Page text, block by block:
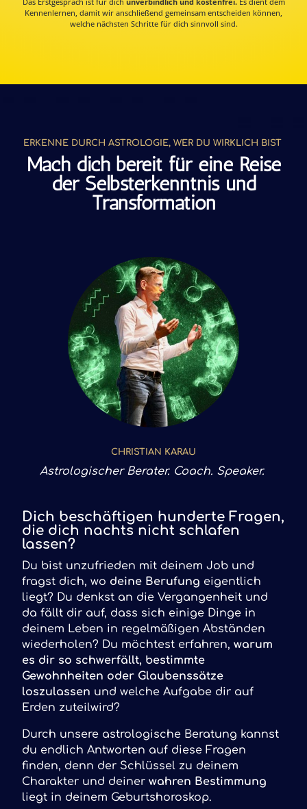
Kennenlernen, damit wir anschließend gemeinsam entscheiden können,
welche nächsten Schritte für dich sinnvoll sind.
ERKENNE DURCH ASTROLOGIE, WER DU WIRKLICH BIST
Mach dich bereit für eine Reise
der Selbsterkenntnis und
Transformation
CHRISTIAN KARAU
Astrologischer Berater. Coach. Speaker.
Dich beschäftigen hunderte Fragen,
die dich nachts nicht schlafen
lassen?
Du bist unzufrieden mit deinem Job und
fragst dich, wo deine Berufung eigentlich
liegt? Du denkst an die Vergangenheit und
da fällt dir auf, dass sich einige Dinge in
deinem Leben in regelmäßigen Abständen
wiederholen? Du möchtest erfahren,warum
es dir so schwerfällt, bestimmte
Gewohnheiten oder Glaubenssätze
loszulassen und welche Aufgabe dir auf
Erden zuteilwird?
Durch unsere astrologische Beratung kannst
du endlich Antworten auf diese Fragen
finden, denn der Schlüssel zu deinem
Charakter und deinerwahren Bestimmung
liegt in deinem Geburtshoroskop.